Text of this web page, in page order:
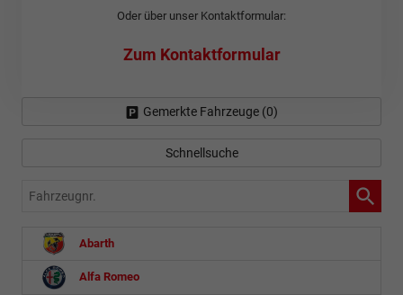
Oder über unser Kontaktformular:
Zum Kontaktformular
Gemerkte Fahrzeuge (0)
Schnellsuche
Fahrzeugnr.
Abarth
Alfa Romeo